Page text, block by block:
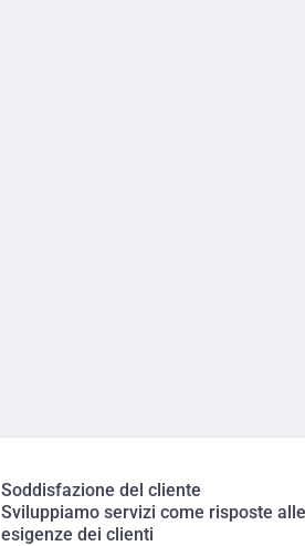
Soddisfazione del cliente
Sviluppiamo servizi come risposte alle
esigenze dei clienti